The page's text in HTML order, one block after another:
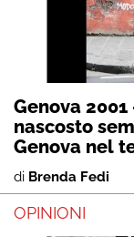
Genova
nascosto
Genova nel
di Brenda Fedi
OPINIONI